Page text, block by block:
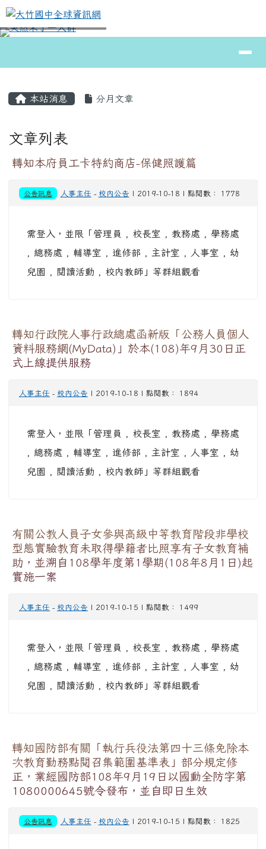
跳至主內容區
大竹國中全球資訊網
⏸
本站消息 分月文章
文章列表
轉知本府員工卡特約商店-保健照護篇
公告訊息 人事主任 - 校內公告 | 2019-10-18 | 點閱數： 1778
需登入，並限「管理員 , 校長室 , 教務處 , 學務處
, 總務處 , 輔導室 , 進修部 , 主計室 , 人事室 , 幼
兒園 , 閱讀活動 , 校內教師」等群組觀看
轉知行政院人事行政總處函新版「公務人員個人
資料服務網(MyData)」於本(108)年9月30日正
式上線提供服務
人事主任 - 校內公告 | 2019-10-18 | 點閱數： 1894
需登入，並限「管理員 , 校長室 , 教務處 , 學務處
, 總務處 , 輔導室 , 進修部 , 主計室 , 人事室 , 幼
兒園 , 閱讀活動 , 校內教師」等群組觀看
有關公教人員子女參與高級中等教育階段非學校
型態實驗教育未取得學籍者比照享有子女教育補
助，並溯自108學年度第1學期(108年8月1日)起
實施一案
人事主任 - 校內公告 | 2019-10-15 | 點閱數： 1499
需登入，並限「管理員 , 校長室 , 教務處 , 學務處
, 總務處 , 輔導室 , 進修部 , 主計室 , 人事室 , 幼
兒園 , 閱讀活動 , 校內教師」等群組觀看
轉知國防部有關「執行兵役法第四十三條免除本
次教育勤務點閱召集範圍基準表」部分規定修
正，業經國防部108年9月19日以國動全防字第
1080000645號令發布，並自即日生效
公告訊息 人事主任 - 校內公告 | 2019-10-15 | 點閱數： 1825